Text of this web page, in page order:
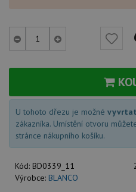
U tohoto dřezu je možné
zákazníka. Umístění otvoru
stránce nákupního košíku.
Kód: BD0339_11
Výrobce: BLANCO